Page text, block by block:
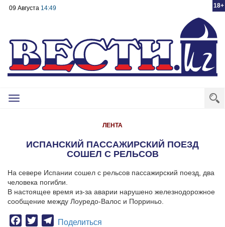
18+
09 Августа 14:49
Toggle
ЛЕНТА
ИСПАНСКИЙ ПАССАЖИРСКИЙ ПОЕЗД
СОШЕЛ С РЕЛЬСОВ
На севере Испании сошел с рельсов пассажирский поезд, два
человека погибли.
В настоящее время из-за аварии нарушено железнодорожное
сообщение между Лоуредо-Валос и Порриньо.
Facebook
TwitterTelegram
Поделиться